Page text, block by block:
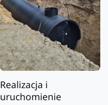
Realizacja i
uruchomienie